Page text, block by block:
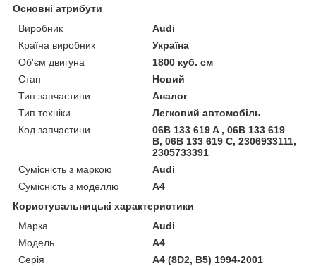
Основні атрибути
Виробник
Audi
Країна виробник
Україна
Об'єм двигуна
1800 куб. см
Стан
Новий
Тип запчастини
Аналог
Тип техніки
Легковий автомобіль
Код запчастини
06B 133 619 A , 06B 133 619
B, 06B 133 619 C, 2306933111,
2305733391
Сумісність з маркою
Audi
Сумісність з моделлю
A4
Користувальницькі характеристики
Марка
Audi
Модель
A4
Серія
A4 (8D2, B5) 1994-2001